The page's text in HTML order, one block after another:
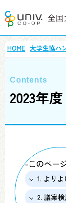
HOME 大学生協ハ
2023年
-このペー
1. より
2. 議案